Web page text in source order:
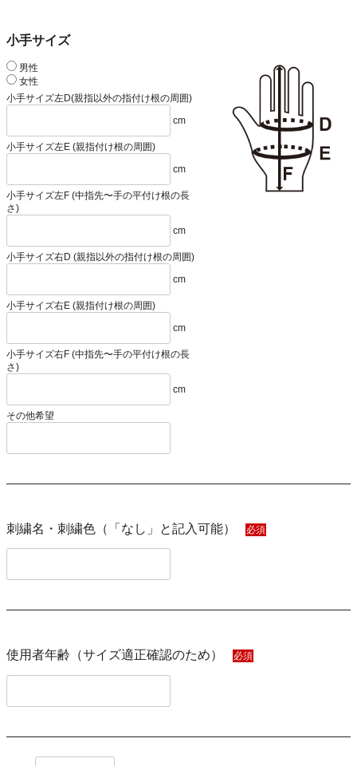
小手サイズ
男性
女性
小手サイズ左D(親指以外の指付け根の周囲)
cm
小手サイズ左E (親指付け根の周囲)
cm
小手サイズ左F (中指先〜手の平付け根の長
さ)
cm
小手サイズ右D (親指以外の指付け根の周囲)
cm
小手サイズ右E (親指付け根の周囲)
cm
小手サイズ右F (中指先〜手の平付け根の長
さ)
cm
その他希望
刺繍名・刺繍色（「なし」と記入可能） 必須
使用者年齢（サイズ適正確認のため） 必須